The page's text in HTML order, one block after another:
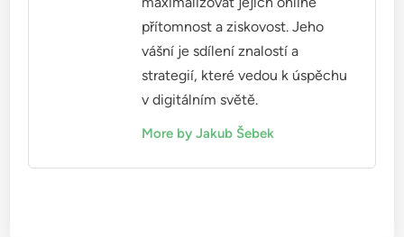
přítomnost a ziskovost. Jeho
vášní je sdílení znalostí a
strategií, které vedou k úspěchu
v digitálním světě.
More by Jakub Šebek